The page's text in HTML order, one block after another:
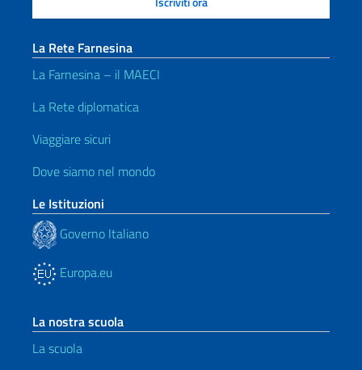
La Rete Farnesina
La Farnesina – il MAECI
La Rete diplomatica
Viaggiare sicuri
Dove siamo nel mondo
Le Istituzioni
Governo Italiano
Europa.eu
La nostra scuola
La scuola